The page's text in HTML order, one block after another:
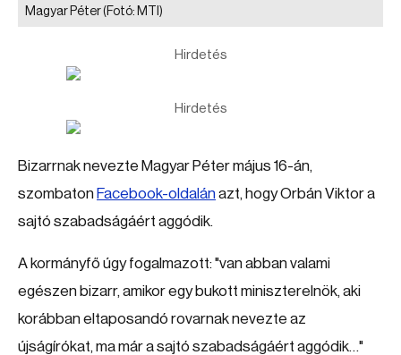
Magyar Péter(Fotó: MTI)
Hirdetés
Hirdetés
Bizarrnak nevezte Magyar Péter május 16-án,
szombaton Facebook-oldalánazt, hogy Orbán Viktor a
sajtó szabadságáért aggódik.
A kormányfő úgy fogalmazott: "van abban valami
egészen bizarr, amikor egy bukott miniszterelnök, aki
korábban eltaposandó rovarnak nevezte az
újságírókat, ma már a sajtó szabadságáért aggódik…"